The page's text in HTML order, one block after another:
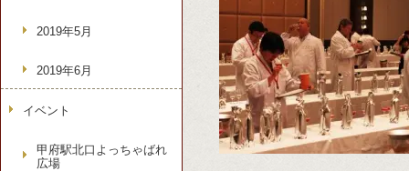
2019年5月
2019年6月
イベント
甲府駅北口よっちゃばれ
広場